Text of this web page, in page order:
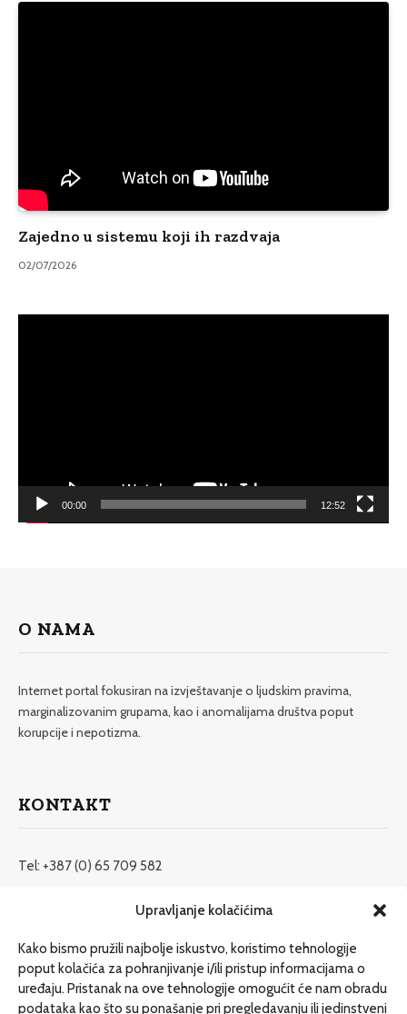
Upravljanje kolačićima
Kako bismo pružili najbolje iskustvo, koristimo tehnologije
poput kolačića za pohranjivanje i/ili pristup informacijama o
uređaju. Pristanak na ove tehnologije omogućit će nam obradu
podataka kao što su ponašanje pri pregledavanju ili jedinstveni
Zajedno u sistemu koji ih razdvaja
02/07/2026
00:00 12:52
O NAMA
Internet portal fokusiran na izvještavanje o ljudskim pravima,
marginalizovanim grupama, kao i anomalijama društva poput
korupcije i nepotizma.
KONTAKT
Tel: +387 (0) 65 709 582
redakcija@etrafika.net
Dosije